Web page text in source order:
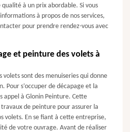
à un prix abordable. Si vous
à propos de nos services,
pour prendre rendez-vous avec
et peinture des volets à
volets sont des menuiseries qui donne
Pour s’occuper de décapage et la
appel à Glonin Peinture. Cette
de peinture pour assurer la
volets. En se fiant à cette entreprise,
de votre ouvrage. Avant de réaliser